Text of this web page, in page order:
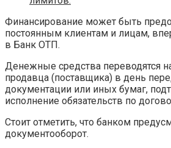
Финансирование может быть
постоянным клиентам и лицам,
в Банк ОТП.
Денежные средства переводятся
продавца (поставщика) в день
документации или иных бумаг,
исполнение обязательств по
Стоит отметить, что банком
документооборот.